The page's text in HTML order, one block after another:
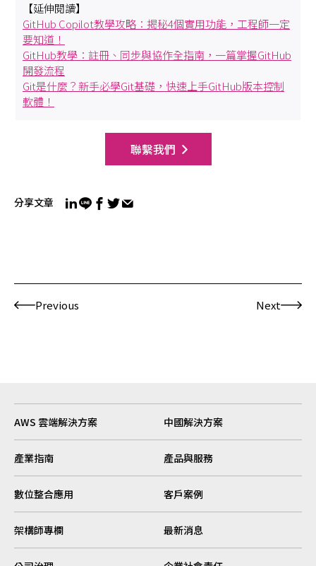
【延伸閱讀】
GitHub Copilot教學攻略：揭秘4個實用功能，工程師一定
要知道！
GitHub教學：註冊、同步與協作全指南，一篇掌握GitHub
開發流程
Git是什麼？新手必學Git基礎，快速上手GitHub版本控制
軟體！
聯繫我們
分享文章
Previous Next
AWS 雲端解決方案 中國解決方案
產業指南 產品與服務
數位整合應用 客戶案例
架構師專欄 最新消息